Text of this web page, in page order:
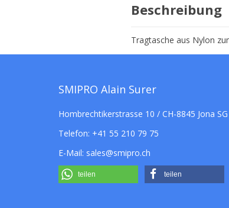
Beschreibung
Tragtasche aus Nylon
SMIPRO Alain Surer
Hombrechtikerstrasse 10 / CH-8845 Jona SG
Telefon: +41 55 210 79 75
E-Mail: sales@smipro.ch
teilen teilen